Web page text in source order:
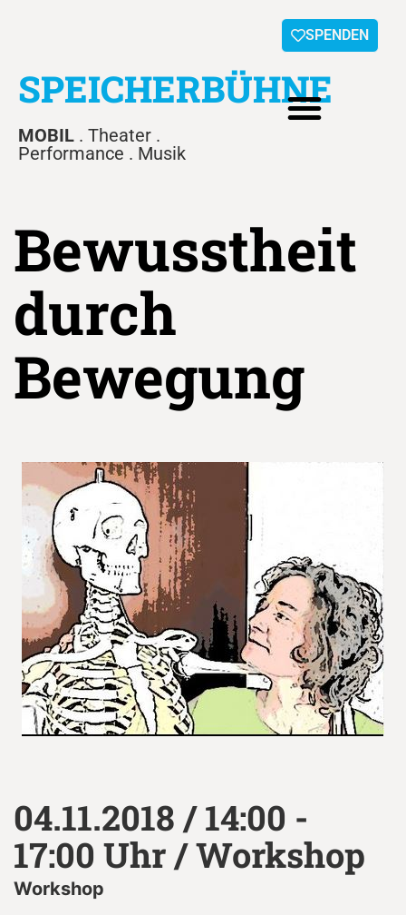
SPENDEN
SPEICHERBÜHNE
MOBIL . Theater .
Performance . Musik
Bewusstheit
durch
Bewegung
04.11.2018 / 14:00 -
17:00 Uhr / Workshop
Workshop